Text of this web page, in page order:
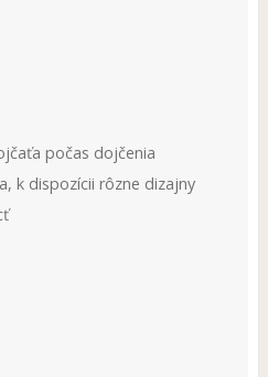
počas dojčenia
k dispozícii rôzne dizajny